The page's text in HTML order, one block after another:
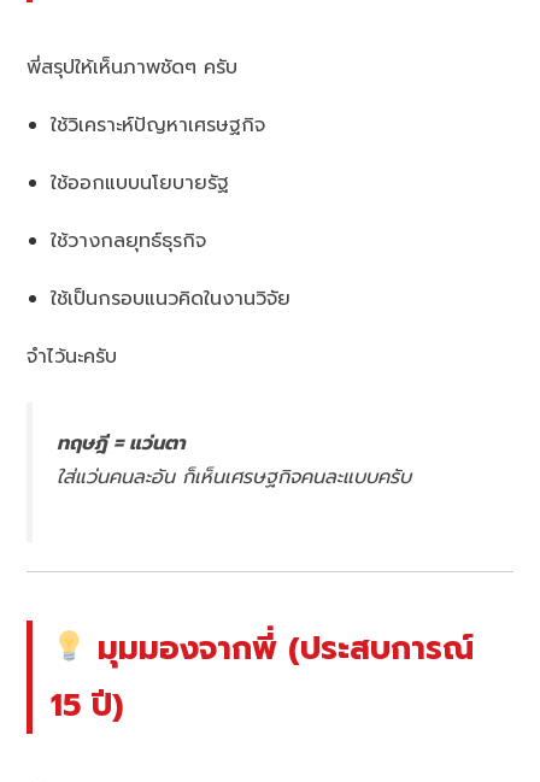
พี่สรุปให้เห็นภาพชัดๆ ครับ
ใช้วิเคราะห์ปัญหาเศรษฐกิจ
ใช้ออกแบบนโยบายรัฐ
ใช้วางกลยุทธ์ธุรกิจ
ใช้เป็นกรอบแนวคิดในงานวิจัย
จำไว้นะครับ
ทฤษฎี = แว่นตา
ใส่แว่นคนละอัน ก็เห็นเศรษฐกิจคนละแบบครับ
มุมมองจากพี่ (ประสบการณ์
15 ปี)